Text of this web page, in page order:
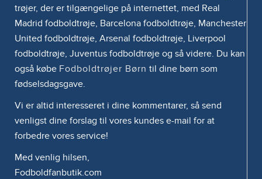
trøjer, der er tilgængelige på internettet, med Real
Madrid fodboldtrøje, Barcelona fodboldtrøje, Manchester
United fodboldtrøje, Arsenal fodboldtrøje, Liverpool
fodboldtrøje, Juventus fodboldtrøje og så videre. Du kan
også købe Fodboldtrøjer Børn til dine børn som
fødselsdagsgave.
Vi er altid interesseret i dine kommentarer, så send
venligst dine forslag til vores kundes e-mail for at
forbedre vores service!
Med venlig hilsen,
Fodboldfanbutik.com